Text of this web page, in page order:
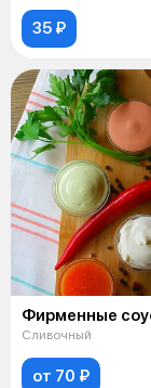
35 ₽
Фирменные
Сливочный
от 70 ₽